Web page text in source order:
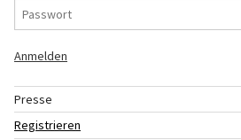
Presse
Registrieren